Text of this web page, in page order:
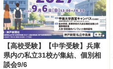
【高校受験】【中学受験】兵庫
県内の私立31校が集結、個別相
談会9/6